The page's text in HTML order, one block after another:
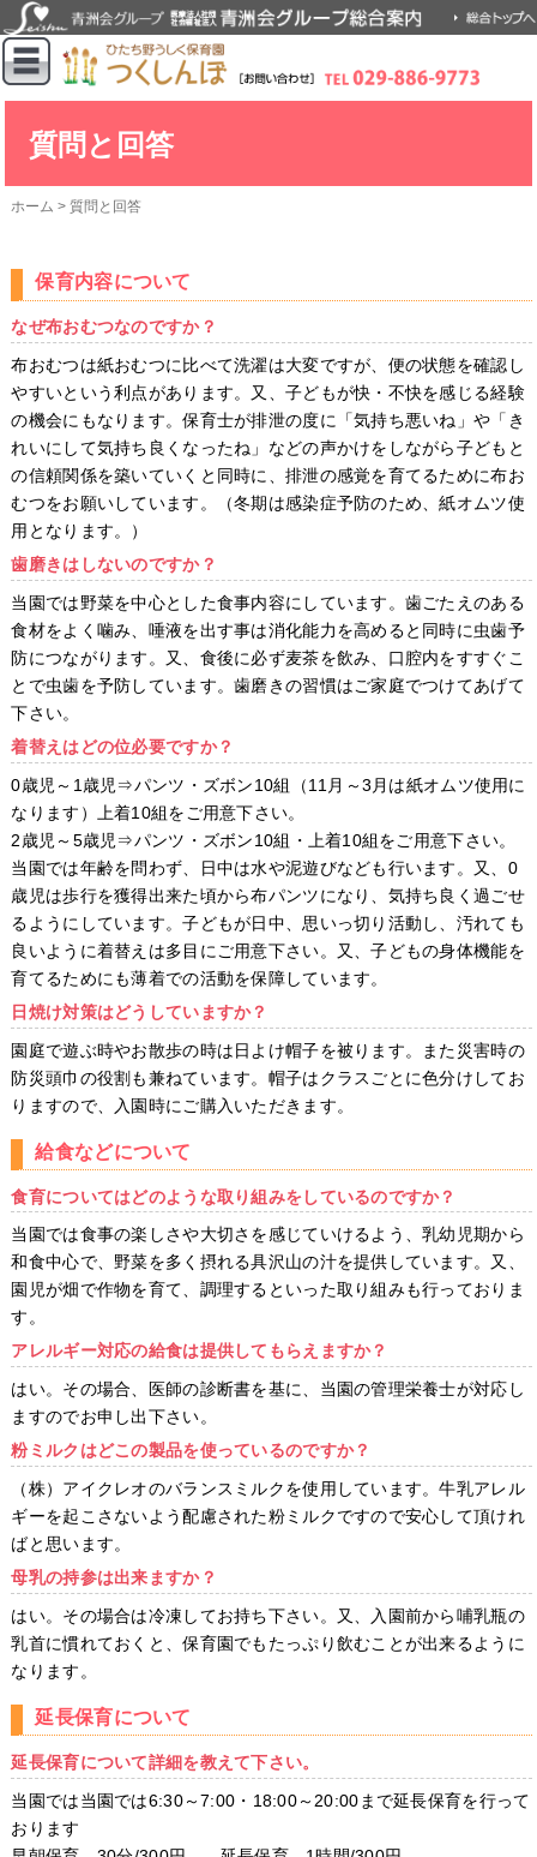
質問と回答
ホーム >質問と回答
保育内容について
なぜ布おむつなのですか？
布おむつは紙おむつに比べて洗濯は大変ですが、便の状態を確認し
やすいという利点があります。又、子どもが快・不快を感じる経験
の機会にもなります。保育士が排泄の度に「気持ち悪いね」や「き
れいにして気持ち良くなったね」などの声かけをしながら子どもと
の信頼関係を築いていくと同時に、排泄の感覚を育てるために布お
むつをお願いしています。（冬期は感染症予防のため、紙オムツ使
用となります。）
歯磨きはしないのですか？
当園では野菜を中心とした食事内容にしています。歯ごたえのある
食材をよく噛み、唾液を出す事は消化能力を高めると同時に虫歯予
防につながります。又、食後に必ず麦茶を飲み、口腔内をすすぐこ
とで虫歯を予防しています。歯磨きの習慣はご家庭でつけてあげて
下さい。
着替えはどの位必要ですか？
0歳児～1歳児⇒パンツ・ズボン10組（11月～3月は紙オムツ使用に
なります）上着10組をご用意下さい。
2歳児～5歳児⇒パンツ・ズボン10組・上着10組をご用意下さい。
当園では年齢を問わず、日中は水や泥遊びなども行います。又、0
歳児は歩行を獲得出来た頃から布パンツになり、気持ち良く過ごせ
るようにしています。子どもが日中、思いっ切り活動し、汚れても
良いように着替えは多目にご用意下さい。又、子どもの身体機能を
育てるためにも薄着での活動を保障しています。
日焼け対策はどうしていますか？
園庭で遊ぶ時やお散歩の時は日よけ帽子を被ります。また災害時の
防災頭巾の役割も兼ねています。帽子はクラスごとに色分けしてお
りますので、入園時にご購入いただきます。
給食などについて
食育についてはどのような取り組みをしているのですか？
当園では食事の楽しさや大切さを感じていけるよう、乳幼児期から
和食中心で、野菜を多く摂れる具沢山の汁を提供しています。又、
園児が畑で作物を育て、調理するといった取り組みも行っておりま
す。
アレルギー対応の給食は提供してもらえますか？
はい。その場合、医師の診断書を基に、当園の管理栄養士が対応し
ますのでお申し出下さい。
粉ミルクはどこの製品を使っているのですか？
（株）アイクレオのバランスミルクを使用しています。牛乳アレル
ギーを起こさないよう配慮された粉ミルクですので安心して頂けれ
ばと思います。
母乳の持参は出来ますか？
はい。その場合は冷凍してお持ち下さい。又、入園前から哺乳瓶の
乳首に慣れておくと、保育園でもたっぷり飲むことが出来るように
なります。
延長保育について
延長保育について詳細を教えて下さい。
当園では当園では6:30～7:00・18:00～20:00まで延長保育を行って
おります